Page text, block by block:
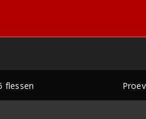
flessen